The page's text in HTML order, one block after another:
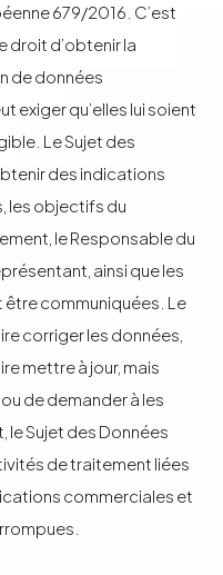
679/2016. C’est
droit d’obtenir la
de données
exiger qu’elles lui soient
Le Sujet des
des indications
les objectifs du
le Responsable du
ainsi que les
être communiquées. Le
corriger les données,
mettre à jour, mais
de demander à les
le Sujet des Données
de traitement liées
commerciales et